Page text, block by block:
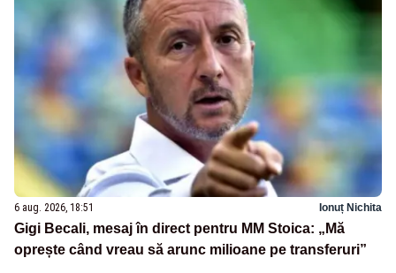
6 aug. 2026, 18:51 Ionuț Nichita
Gigi Becali, mesaj în direct pentru MM Stoica: „Mă
oprește când vreau să arunc milioane pe transferuri”